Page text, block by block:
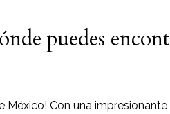
puedes
México! Con una